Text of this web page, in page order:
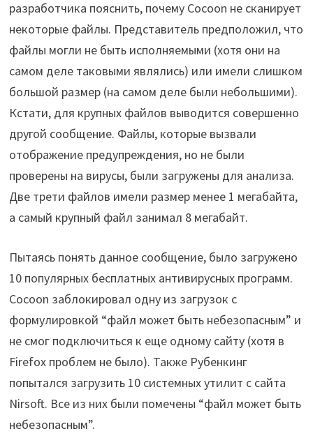
разработчика пояснить, почему Cocoon не сканирует
некоторые файлы. Представитель предположил, что
файлы могли не быть исполняемыми (хотя они на
самом деле таковыми являлись) или имели слишком
большой размер (на самом деле были небольшими).
Кстати, для крупных файлов выводится совершенно
другой сообщение. Файлы, которые вызвали
отображение предупреждения, но не были
проверены на вирусы, были загружены для анализа.
Две трети файлов имели размер менее 1 мегабайта,
а самый крупный файл занимал 8 мегабайт.
Пытаясь понять данное сообщение, было загружено
10 популярных бесплатных антивирусных программ.
Cocoon заблокировал одну из загрузок с
формулировкой “файл может быть небезопасным” и
не смог подключиться к еще одному сайту (хотя в
Firefox проблем не было). Также Рубенкинг
попытался загрузить 10 системных утилит с сайта
Nirsoft. Все из них были помечены “файл может быть
небезопасным”.